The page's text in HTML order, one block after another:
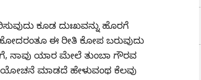
ಕೂಡ ದುಃಖವನ್ನು ಹೊರಗೆ
ಈ ರೀತಿ ಕೋಪ ಬರುವುದು
ನಾವು ಯಾರ ಮೇಲೆ ತುಂಬಾ ಗೌರವ
ಯೋಚನೆ ಮಾಡದೆ ಹೇಳುವಂಥ ಕೆಲವು